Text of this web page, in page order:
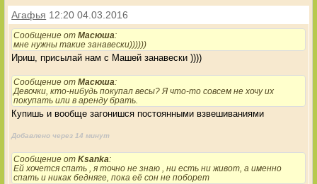
Агафья 12:20 04.03.2016
Сообщение отМасюша:
мне нужны такие занавески))))))
Ириш, присылай нам с Машей занавески ))))
Сообщение отМасюша:
Девочки, кто-нибудь покупал весы? Я что-то совсем не хочу их
покупать или в аренду брать.
Купишь и вообще загонишся постоянными взвешиваниями
Добавлено через 14 минут
Сообщение отKsanka:
Ей хочется спать , я точно не знаю , ни есть ни живот, а именно
спать и никак бедняге, пока её сон не поборет